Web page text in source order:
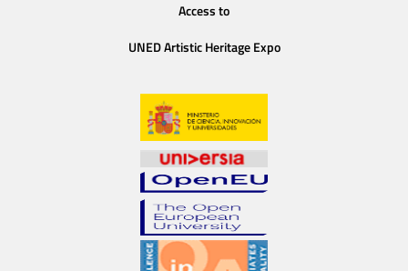
Access to
UNED Artistic Heritage Expo